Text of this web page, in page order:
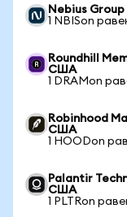
Nebius
1 NBISon
Roundhill
США
1 DRAMon
Robinhood
США
1 HOODon
Palantir
США
1 PLTRon